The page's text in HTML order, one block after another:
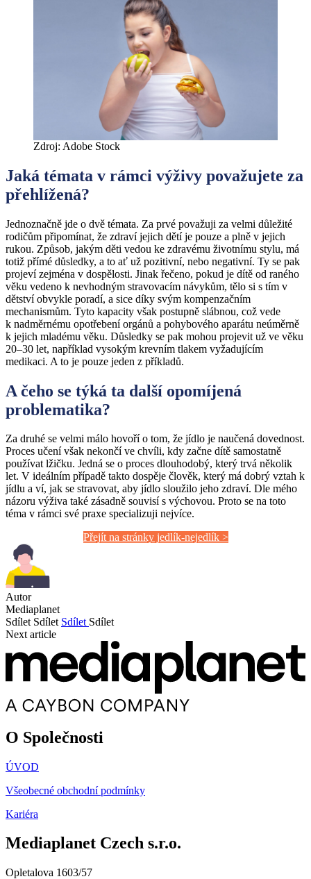
Zdroj: Adobe Stock
Jaká témata v rámci výživy považujete za
přehlížená?
Jednoznačně jde o dvě témata. Za prvé považuji za velmi důležité
rodičům připomínat, že zdraví jejich dětí je pouze a plně v jejich
rukou. Způsob, jakým děti vedou ke zdravému životnímu stylu, má
totiž přímé důsledky, a to ať už pozitivní, nebo negativní. Ty se pak
projeví zejména v dospělosti. Jinak řečeno, pokud je dítě od raného
věku vedeno k nevhodným stravovacím návykům, tělo si s tím v
dětství obvykle poradí, a sice díky svým kompenzačním
mechanismům. Tyto kapacity však postupně slábnou, což vede
k nadměrnému opotřebení orgánů a pohybového aparátu neúměrně
k jejich mladému věku. Důsledky se pak mohou projevit už ve věku
20–30 let, například vysokým krevním tlakem vyžadujícím
medikaci. A to je pouze jeden z příkladů.
A čeho se týká ta další opomíjená
problematika?
Za druhé se velmi málo hovoří o tom, že jídlo je naučená dovednost.
Proces učení však nekončí ve chvíli, kdy začne dítě samostatně
používat lžičku. Jedná se o proces dlouhodobý, který trvá několik
let. V ideálním případě takto dospěje člověk, který má dobrý vztah k
jídlu a ví, jak se stravovat, aby jídlo sloužilo jeho zdraví. Dle mého
názoru výživa také zásadně souvisí s výchovou. Proto se na toto
téma v rámci své praxe specializuji nejvíce.
Přejít na stránky jedlík-nejedlík >
Autor
Mediaplanet
Sdílet Sdílet Sdílet Sdílet
Next article
O Společnosti
ÚVOD
Všeobecné obchodní podmínky
Kariéra
Mediaplanet Czech s.r.o.
Opletalova 1603/57